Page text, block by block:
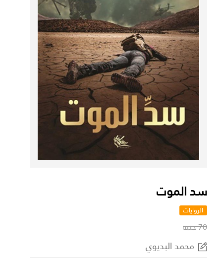
سد الموت
الروايات
70 جنية
محمد البديوي